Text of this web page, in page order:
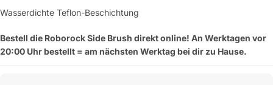
Wasserdichte Teflon-Beschichtung
Bestell die Roborock Side Brush direkt online! An Werktagen vor
20:00 Uhr bestellt = am nächsten Werktag bei dir zu Hause.